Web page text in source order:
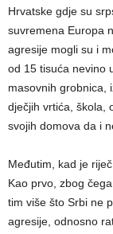
Hrvatske gdje su
suvremena Europa
agresije mogli su i
od 15 tisuća nevino
masovnih grobnica,
dječjih vrtića, škola,
svojih domova da i
Međutim, kad je
Kao prvo, zbog
tim više što Srbi ne
agresije, odnosno